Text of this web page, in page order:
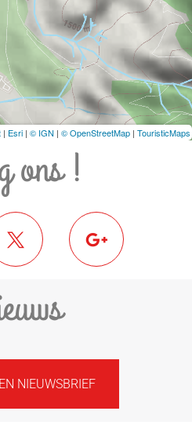
| Esri | © IGN | © OpenStreetMap | TouristicMaps
ons !
NIEUWSBRIEF